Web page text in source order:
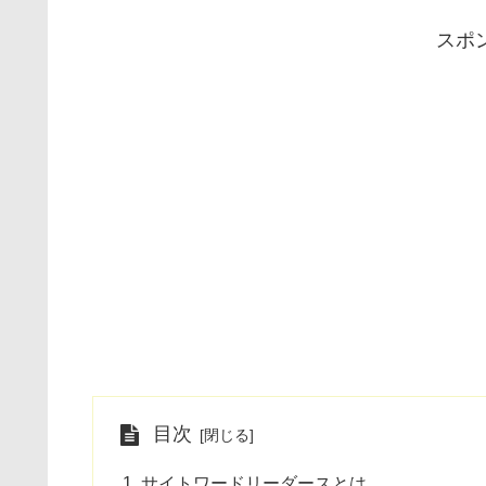
スポ
目次